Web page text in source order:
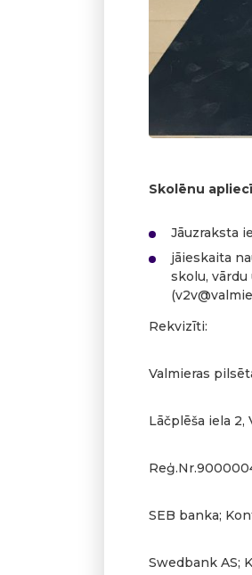
Skolēnu
Jāuzraksta
jāieskaita
skolu, vārdu
(
Rekvizīti:
Valmieras
Lāčplēša iela 2,
SEB banka;
Swedbank AS;